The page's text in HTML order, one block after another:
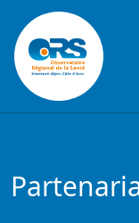
Aller au contenu